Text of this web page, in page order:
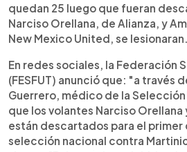
quedan 25 luego que fueran
Narciso Orellana, de Alianza, y
New Mexico United, se lesionaran.
En redes sociales, la Federación
(FESFUT) anunció que: "a través
Guerrero, médico de la
que los volantes Narciso Orellana
están descartados para el primer
selección nacional contra